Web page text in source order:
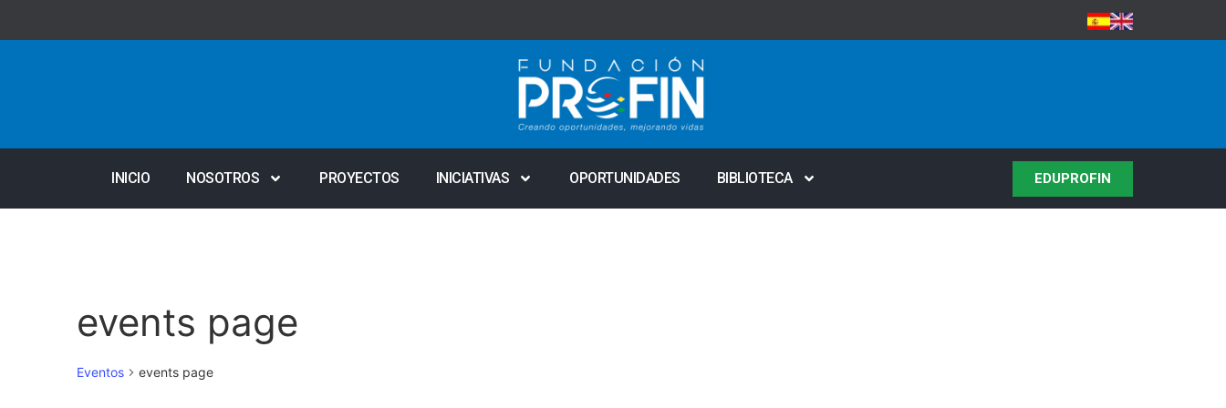
INICIO NOSOTROS PROYECTOS INICIATIVAS OPORTUNIDADES BIBLIOTECA EDUPROFIN
events page
Eventos events page